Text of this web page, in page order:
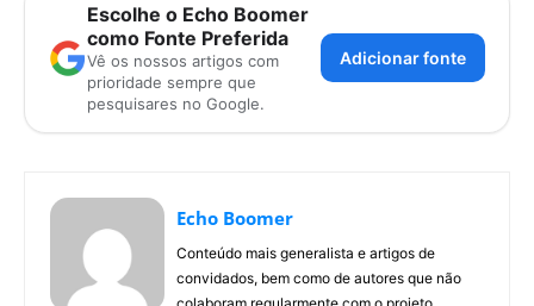
Escolhe o Echo Boomer
como Fonte Preferida
Vê os nossos artigos com
prioridade sempre que
pesquisares no Google.
Adicionar fonte
Echo Boomer
Conteúdo mais generalista e artigos de
convidados, bem como de autores que não